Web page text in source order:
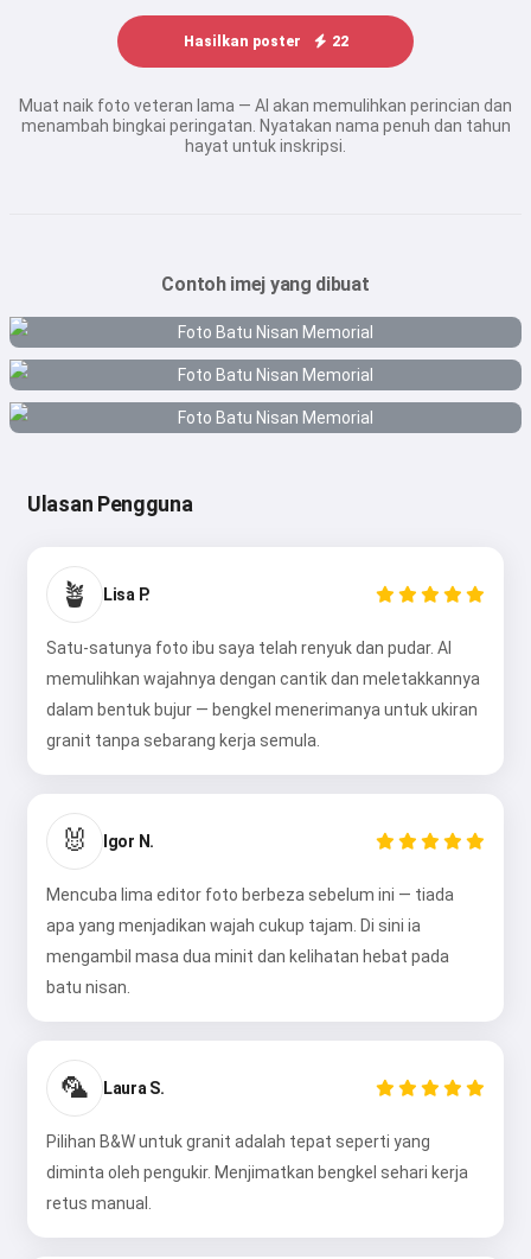
Hasilkan poster 22
Muat naik foto veteran lama — AI akan memulihkan perincian dan
menambah bingkai peringatan. Nyatakan nama penuh dan tahun
hayat untuk inskripsi.
Contoh imej yang dibuat
Ulasan Pengguna
🪴 Lisa P.
Satu-satunya foto ibu saya telah renyuk dan pudar. AI
memulihkan wajahnya dengan cantik dan meletakkannya
dalam bentuk bujur — bengkel menerimanya untuk ukiran
granit tanpa sebarang kerja semula.
🐰 Igor N.
Mencuba lima editor foto berbeza sebelum ini — tiada
apa yang menjadikan wajah cukup tajam. Di sini ia
mengambil masa dua minit dan kelihatan hebat pada
batu nisan.
🦜 Laura S.
Pilihan B&W untuk granit adalah tepat seperti yang
diminta oleh pengukir. Menjimatkan bengkel sehari kerja
retus manual.